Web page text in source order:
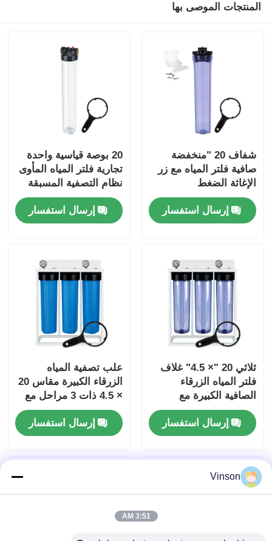
المنتجات الموصى بها
شفاف 20 "منخفضة
صافية فلتر المياه مع زر
الإغاثة الضغط
إرسال استفسار
20 بوصة قياسية واحدة
تجارية فلتر المياه المأوى
نظام التصفية المسبقة
NPT/BSP منفذ الإفراج
عن الضغطإرسال استفسار
ثلاثي 20 "× 4.5" غلاف
فلتر المياه الزرقاء
الصافية الكبيرة مع
مقياس الضغط C -C -C
إرسال استفسار
علب تصفية المياه
الزرقاء الكبيرة مقاس 20
× 4.5 ذات 3 مراحل مع
حامل الفلتر ومقياس
الضغطإرسال استفسار
Vinson
3:51 AM